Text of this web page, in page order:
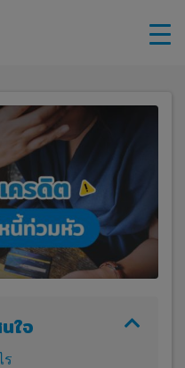
ใจ
ร